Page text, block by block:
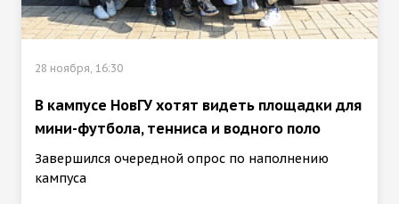
28 ноября, 16:30
В кампусе НовГУ хотят видеть площадки для
мини-футбола, тенниса и водного поло
Завершился очередной опрос по наполнению
кампуса